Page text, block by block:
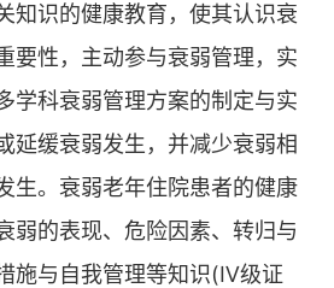
知识的健康教育，使其认识衰
要性，主动参与衰弱管理，实
学科衰弱管理方案的制定与实
延缓衰弱发生，并减少衰弱相
生。衰弱老年住院患者的健康
弱的表现、危险因素、转归与
施与自我管理等知识(Ⅳ级证